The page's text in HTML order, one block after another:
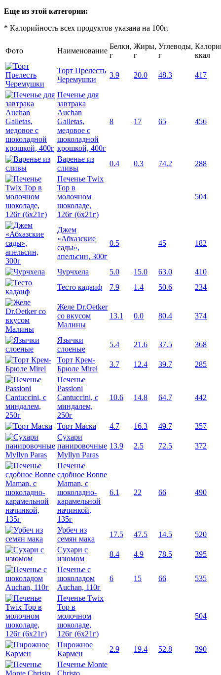
Еще из этой категории:
* Калорийность всех продуктов указана на 100г.
Фото Наименование
Белки,
г
Жиры,
г
Углеводы,
г
ккал
Торт Прелесть
Черемушки
3.9 20.0 48.3 417
Печенье для
завтрака
Auchan
Galletas,
медовое с
шоколадной
крошкой, 400г
8 17 65 456
Варенье из
сливы
0.4 0.3 74.2
288
Печенье Twix
Top в
молочном
шоколаде,
126г (6х21г)
504
Джем
«Абхазские
сады»,
апельсин, 300г
0.5 45 182
Чурчхела 5.0 15.0 63.0
410
Тесто кадаиф
7.9 1.4 50.6 234
Желе Dr.Oetker
со вкусом
Малины
13.1 0.0 80.4 374
Язычки
слоеные
5.4 21.6 37.5
368
Торт Крем-
Брюле Mirel
3.7 12.4 39.7
285
Печенье
Passioni
Cantuccini, с
миндалем,
250г
10.6 14.8 64.7 442
Торт Маска 4.7 16.3 49.7
357
Сухари
панировочные
Myllyn Paras
13.9 2.5 72.5 372
Печенье
сдобное Bonne
Maman, с
шоколадно-
карамельной
начинкой,
135г
6.1 22 66 490
Урбеч из
семян мака
17.5 47.5 14.5
520
Сухари с
изюмом
8.4 4.9 78.5
395
Печенье с
шоколадом
Auchan, 110г
6 15 66 535
Печенье Twix
Top в
молочном
шоколаде,
126г (6х21г)
504
Пирожное
Кармен
2.9 19.4 52.8
390
Печенье Monte
Christo